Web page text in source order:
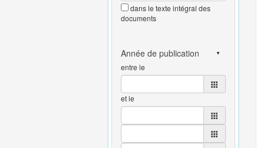
dans le texte intégral des
documents
entre le
et le